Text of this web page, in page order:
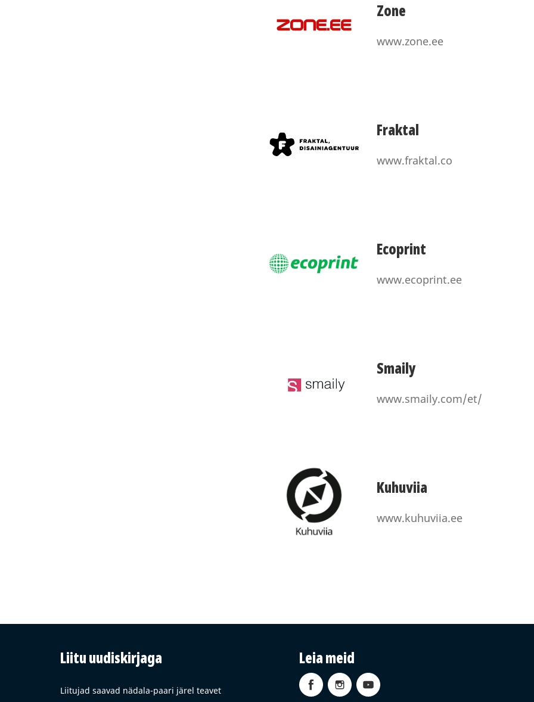
Zone
www.zone.ee
Fraktal
www.fraktal.co
Ecoprint
www.ecoprint.ee
Smaily
www.smaily.com/et/
Kuhuviia
www.kuhuviia.ee
Liitu uudiskirjaga
Liitujad saavad nädala-paari järel teavet
Leia meid